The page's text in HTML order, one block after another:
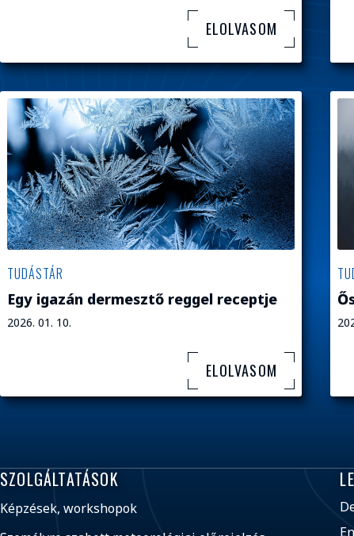
ELOLVASOM
TUDÁSTÁR
Egy igazán dermesztő reggel receptje
2026. 01. 10.
ELOLVASOM
SZOLGÁLTATÁSOK
Képzések, workshopok